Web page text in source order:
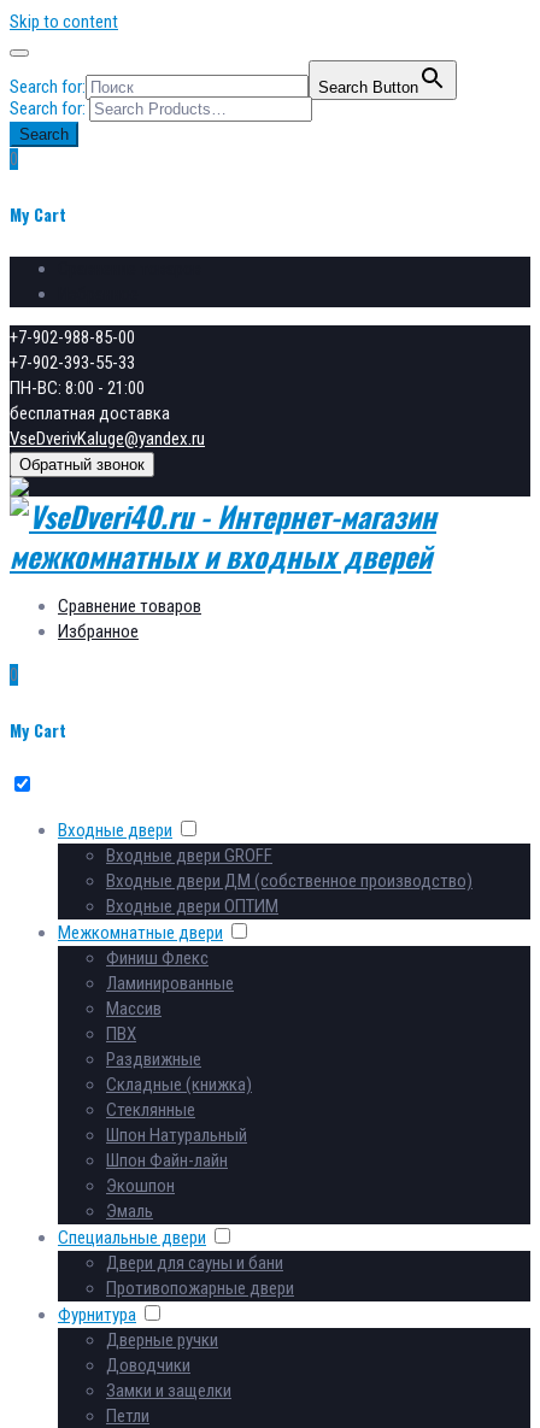
Skip to content
Search for: Search Button
Search for:
Search
0
My Cart
+7-902-988-85-00
+7-902-393-55-33
ПН-ВС: 8:00 - 21:00
бесплатная доставка
VseDverivKaluge@yandex.ru
Обратный звонок
Сравнение товаров
Избранное
0
My Cart
Входные двери
Входные двери GROFF
Входные двери ДМ (собственное производство)
Входные двери ОПТИМ
Межкомнатные двери
Финиш Флекс
Ламинированные
Массив
ПВХ
Раздвижные
Складные (книжка)
Стеклянные
Шпон Натуральный
Шпон Файн-лайн
Экошпон
Эмаль
Специальные двери
Двери для сауны и бани
Противопожарные двери
Фурнитура
Дверные ручки
Доводчики
Замки и защелки
Петли